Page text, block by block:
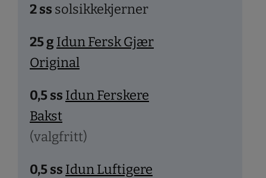
2ss solsikkekjerner
25g Idun Fersk Gjær
Original
0,5ss Idun Ferskere
Bakst
(valgfritt)
0,5ss Idun Luftigere